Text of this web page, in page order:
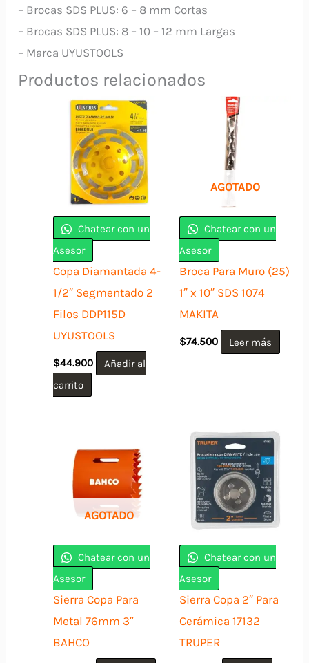
– Brocas SDS PLUS: 6 – 8 mm Cortas
– Brocas SDS PLUS: 8 – 10 – 12 mm Largas
– Marca UYUSTOOLS
Productos relacionados
Chatear con un
Asesor
Copa Diamantada 4-
1/2″ Segmentado 2
Filos DDP115D
UYUSTOOLS
$44.900
Añadir al
carrito
AGOTADO
Chatear con un
Asesor
Broca Para Muro (25)
1″ x 10″ SDS 1074
MAKITA
$74.500 Leer más
AGOTADO
Chatear con un
Asesor
Sierra Copa Para
Metal 76mm 3″
BAHCO
Chatear con un
Asesor
Sierra Copa 2″ Para
Cerámica 17132
TRUPER